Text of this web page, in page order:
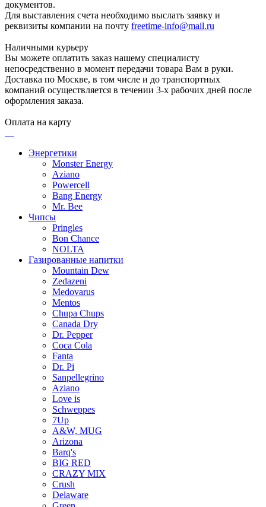
документов.
Для выставления счета необходимо выслать заявку и
реквизиты компании на почту freetime-info@mail.ru
Наличными курьеру
Вы можете оплатить заказ нашему специалисту
непосредственно в момент передачи товара Вам в руки.
Доставка по Москве, в том числе и до транспортных
компаний осуществляется в течении 3-х рабочих дней после
оформления заказа.
Оплата на карту
Энергетики
Monster Energy
Aziano
Powercell
Bang Energy
Mr. Bee
Чипсы
Pringles
Bon Chance
NOLTA
Газированные напитки
Mountain Dew
Zedazeni
Medovarus
Mentos
Chupa Chups
Canada Dry
Dr. Pepper
Coca Cola
Fanta
Dr. Pi
Sanpellegrino
Aziano
Love is
Schweppes
7Up
A&W, MUG
Arizona
Barq's
BIG RED
CRAZY MIX
Crush
Delaware